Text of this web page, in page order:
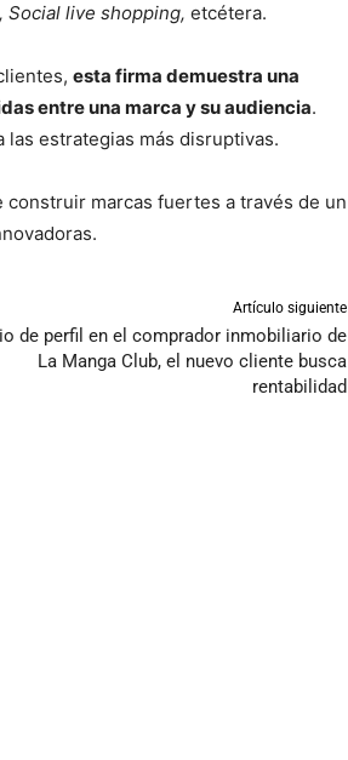
Social live shopping, etcétera.
esta firma demuestra una
entre una marca y su audiencia.
estrategias más disruptivas.
marcas fuertes a través de un
Artículo siguiente
de perfil en el comprador inmobiliario de
La Manga Club, el nuevo cliente busca
rentabilidad